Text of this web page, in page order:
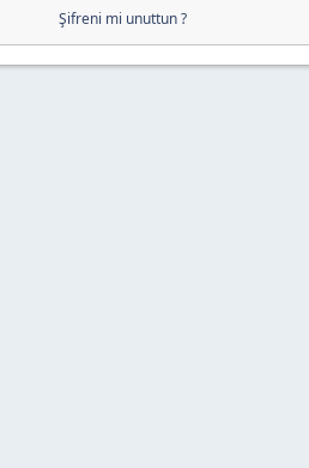
Şifreni mi unuttun ?